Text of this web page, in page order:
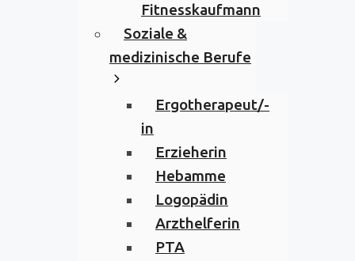
Fitnesskaufmann
Soziale &
medizinische Berufe
Ergotherapeut/-
in
Erzieherin
Hebamme
Logopädin
Arzthelferin
PTA